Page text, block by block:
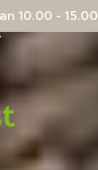
10.00 - 15.00